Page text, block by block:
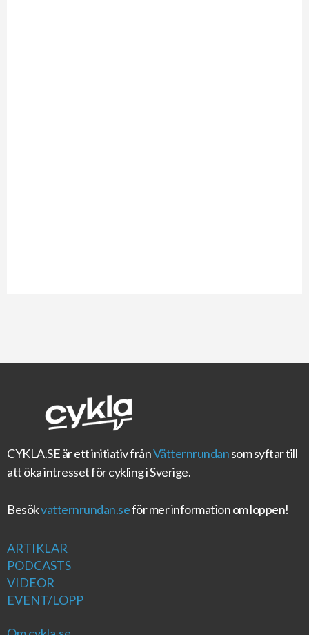
CYKLA.SEär ett initiativ frånVätternrundansom syftar till
att öka intresset för cykling i Sverige.
Besökvatternrundan.seför mer information om loppen!
ARTIKLAR
PODCASTS
VIDEOR
EVENT/LOPP